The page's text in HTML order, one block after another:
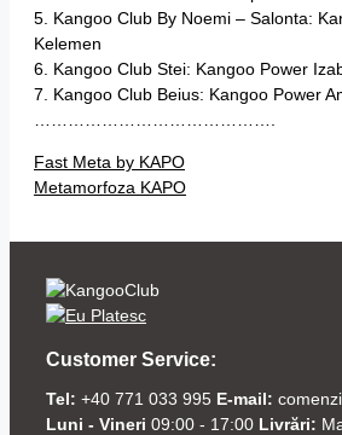
5. Kangoo Club By Noemi – Salonta:
Kelemen
6. Kangoo Club Stei: Kangoo Power
7. Kangoo Club Beius: Kangoo Power
…………………………………….
Fast Meta by KAPO
Metamorfoza KAPO
Customer Service:
Tel: +40 771 033 995 E-mail:
Luni - Vineri 09:00 - 17:00 Livrări: